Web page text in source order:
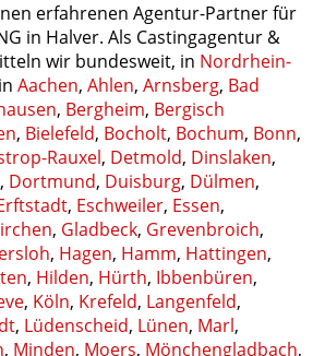
erfahrenen Agentur-Partner für
in Halver. Als Castingagentur &
wir bundesweit, in Nordrhein-
Aachen, Ahlen, Arnsberg, Bad
, Bergheim, Bergisch
, Bielefeld, Bocholt, Bochum, Bonn,
Rauxel, Detmold, Dinslaken,
, Dortmund, Duisburg, Dülmen,
, Eschweiler, Essen,
, Gladbeck, Grevenbroich,
, Hagen, Hamm, Hattingen,
, Hilden, Hürth, Ibbenbüren,
, Köln, Krefeld, Langenfeld,
, Lüdenscheid, Lünen, Marl,
, Minden, Moers, Mönchengladbach,